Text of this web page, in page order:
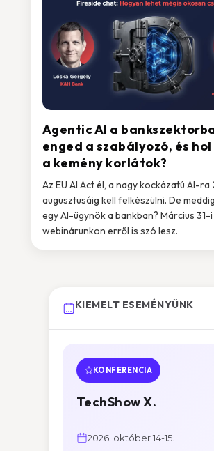
Agentic AI a
enged a szabályozó, és
a kemény korlátok?
Az EU AI Act él, a nagy kockázatú AI-ra
augusztusáig kell felkészülni. De
egy AI-ügynök a bankban? Március 31-i
webinárunkon erről is szó lesz.
KIEMELT ESEMÉNYÜNK
KONFERENCIA
TechShow X.
2026. október 14-15.